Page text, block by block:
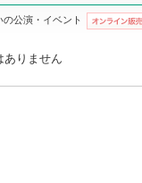
の公演・イベント
ありません